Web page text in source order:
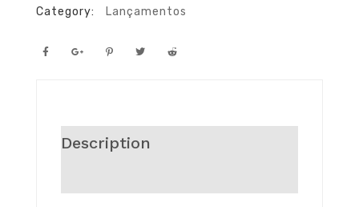
quantity
Category: Lançamentos
Description